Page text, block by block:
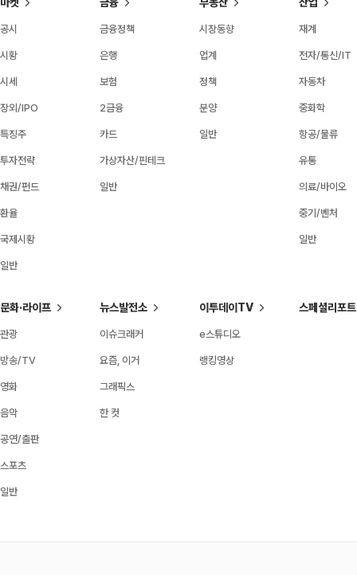
공시
시황
시세
장외/IPO
특징주
투자전략
채권/펀드
환율
국제시황
일반
금융정책
은행
보험
2금융
카드
가상자산/핀테크
일반
시장동향
업계
정책
분양
일반
재계
전자/통신/IT
자동차
중화학
항공/물류
유통
의료/바이오
중기/벤처
일반
문화·라이프
관광
방송/TV
영화
음악
공연/출판
스포츠
일반
뉴스발전소
이슈크래커
요즘, 이거
그래픽스
한 컷
이투데이TV
e스튜디오
랭킹영상
스페셜리포트